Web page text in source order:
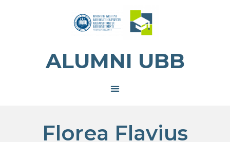
ALUMNI UBB
Florea Flavius